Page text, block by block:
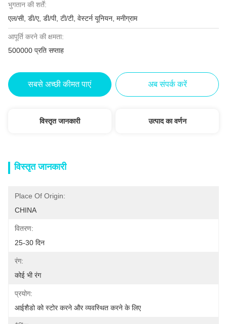
भुगतान की शर्तें:
एल/सी, डी/ए, डी/पी, टी/टी, वेस्टर्न यूनियन, मनीग्राम
आपूर्ति करने की क्षमता:
500000 प्रति सप्ताह
सबसे अच्छी कीमत पाएं अब संपर्क करें
विस्तृत जानकारी उत्पाद का वर्णन
विस्तृत जानकारी
Place Of Origin:
CHINA
वितरण:
25-30 दिन
रंग:
कोई भी रंग
प्रयोग:
आईशैडो को स्टोर करने और व्यवस्थित करने के लिए